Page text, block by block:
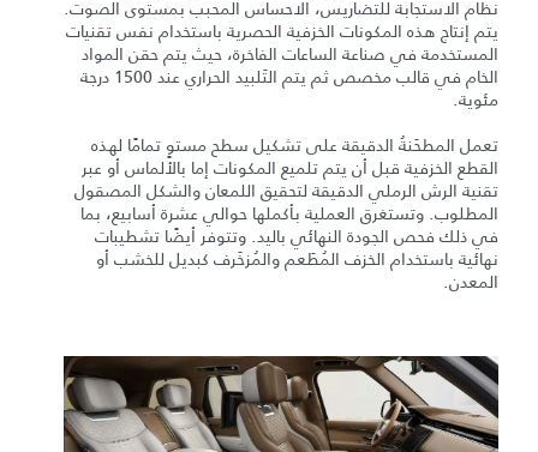
نظام الاستجابة للتضاريس، الاحساس المحبب بمستوى الصوت.
يتم إنتاج هذه المكونات الخزفية الحصرية باستخدام نفس تقنيات
المستخدمة في صناعة الساعات الفاخرة، حيث يتم حقن المواد
الخام في قالب مخصص ثم يتم التَلبيد الحراري عند 1500 درجة
مئوية.
تعمل المطحَنةُ الدقيقة على تشكيل سطح مستوٍ تمامًا لهذه
القطع الخزفية قبل أن يتم تلميع المكونات إما بالألماس أو عبر
تقنية الرش الرملي الدقيقة لتحقيق اللمعان والشكل المصقول
المطلوب. وتستغرق العملية بأكملها حوالي عشرة أسابيع، بما
في ذلك فحص الجودة النهائي باليد. وتتوفر أيضًا تشطيبات
نهائية باستخدام الخزف المُطَعم والمُزخَرف كبديل للخشب أو
المعدن.